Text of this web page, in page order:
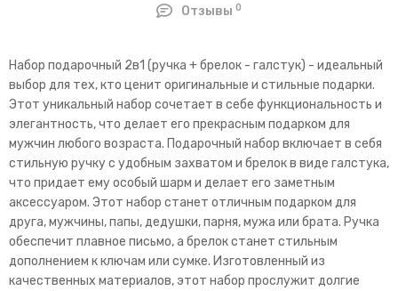
Отзывы0
Набор подарочный 2в1 (ручка + брелок - галстук) - идеальный
выбор для тех, кто ценит оригинальные и стильные подарки.
Этот уникальный набор сочетает в себе функциональность и
элегантность, что делает его прекрасным подарком для
мужчин любого возраста. Подарочный набор включает в себя
стильную ручку с удобным захватом и брелок в виде галстука,
что придает ему особый шарм и делает его заметным
аксессуаром. Этот набор станет отличным подарком для
друга, мужчины, папы, дедушки, парня, мужа или брата. Ручка
обеспечит плавное письмо, а брелок станет стильным
дополнением к ключам или сумке. Изготовленный из
качественных материалов, этот набор прослужит долгие